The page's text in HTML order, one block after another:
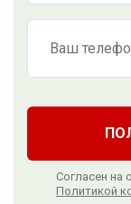
Согласен на
Политикой